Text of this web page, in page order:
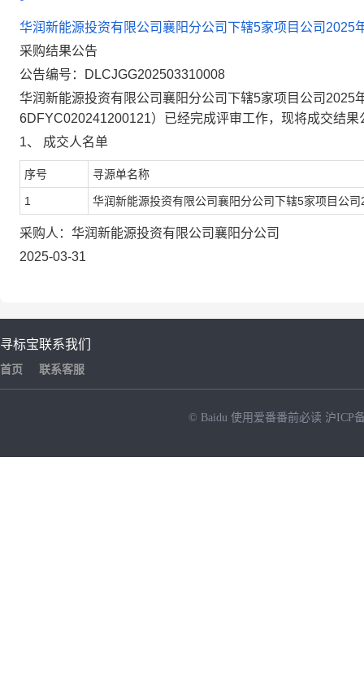
华润新能源投资有限公司襄阳分公司下辖5家项目公司2025
采购结果公告
公告编号：
DLCJGG202503310008
华润新能源投资有限公司襄阳分公司下辖5家项目公司2025
6DFYC020241200121）已经完成评审工作，现将成交结果
1、 成交人名单
序号 寻源单名称
1 华润新能源投资有限公司襄阳分公司下辖5家项目公
采购人 ： 华润新能源投资有限公司襄阳分公司
2025-03-31
寻标宝
首页
联系我们
联系客服
© Baidu 使用爱番番前必读 沪ICP